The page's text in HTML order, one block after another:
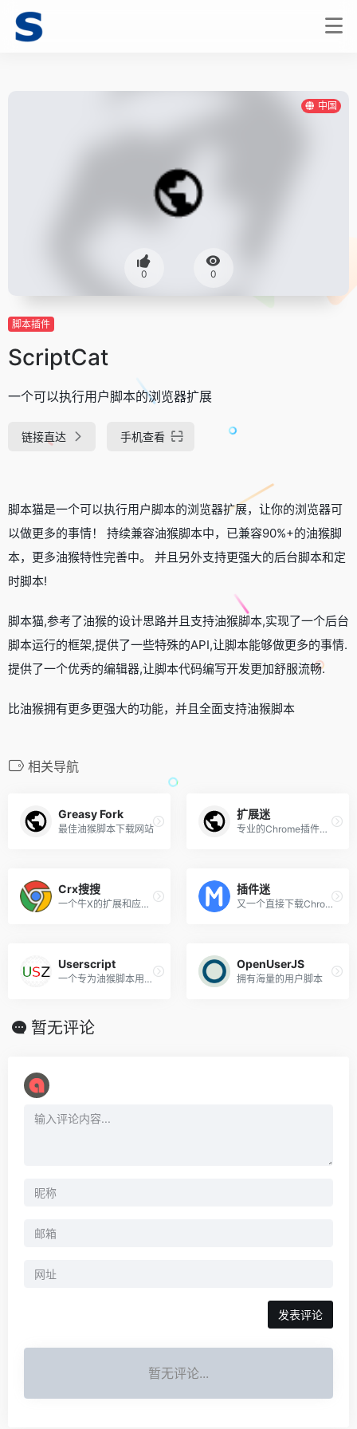
中国
0 0
脚本插件
ScriptCat
一个可以执行用户脚本的浏览器扩展
链接直达 手机查看
脚本猫是一个可以执行用户脚本的浏览器扩展，让你的浏览器可
以做更多的事情！ 持续兼容油猴脚本中，已兼容90%+的油猴脚
本，更多油猴特性完善中。 并且另外支持更强大的后台脚本和定
时脚本!
脚本猫,参考了油猴的设计思路并且支持油猴脚本,实现了一个后台
脚本运行的框架,提供了一些特殊的API,让脚本能够做更多的事情.
提供了一个优秀的编辑器,让脚本代码编写开发更加舒服流畅.
比油猴拥有更多更强大的功能，并且全面支持油猴脚本
相关导航
Greasy Fork
最佳油猴脚本下载网站
扩展迷
专业的Chrome插件网站
Crx搜搜
一个牛X的扩展和应用商店
插件迷
又一个直接下载Chrome插件的网站
Userscript
一个专为油猴脚本用户提供脚本搜索、下载和分享功能的网站
OpenUserJS
拥有海量的用户脚本
暂无评论
暂无评论...